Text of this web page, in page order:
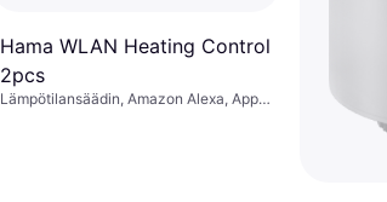
Hama WLAN Heating Control
2pcs
Lämpötilansäädin, Amazon Alexa, Apple